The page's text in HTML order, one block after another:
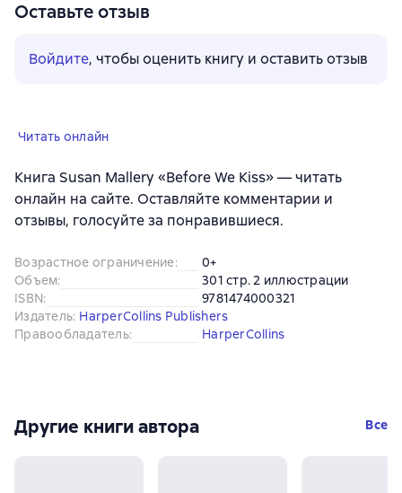
Оставьте отзыв
Войдите, чтобы оценить книгу и оставить отзыв
Читать онлайн
Книга Susan Mallery «Before We Kiss» — читать
онлайн на сайте. Оставляйте комментарии и
отзывы, голосуйте за понравившиеся.
Возрастное ограничение:
0+
Объем:
301 стр. 2 иллюстрации
ISBN:
9781474000321
Издатель: HarperCollins Publishers
Правообладатель: HarperCollins
Другие книги автора Все